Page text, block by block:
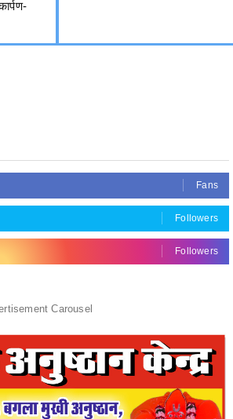
Followers
Followers
Carousel